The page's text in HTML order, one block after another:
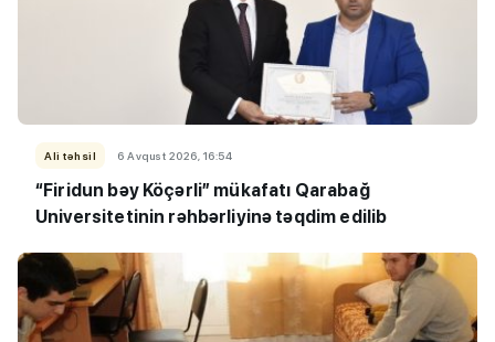
Ali təhsil 6 Avqust 2026, 16:54
“Firidun bəy Köçərli” mükafatı Qarabağ
Universitetinin rəhbərliyinə təqdim edilib